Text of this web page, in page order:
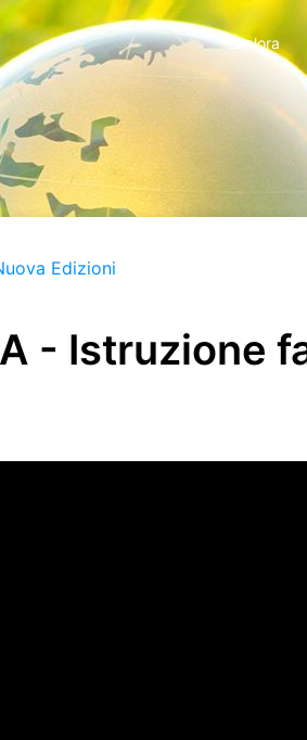
Esplora
Edizioni
- Istruzione